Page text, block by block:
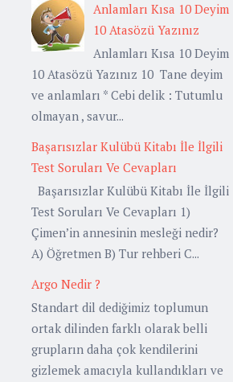
Anlamları Kısa 10 Deyim
10 Atasözü Yazınız
Anlamları Kısa 10 Deyim
10 Atasözü Yazınız 10 Tane deyim
ve anlamları * Cebi delik : Tutumlu
olmayan , savur...
Başarısızlar Kulübü Kitabı İle İlgili
Test Soruları Ve Cevapları
Başarısızlar Kulübü Kitabı İle İlgili
Test Soruları Ve Cevapları 1)
Çimen’in annesinin mesleği nedir?
A) Öğretmen B) Tur rehberi C...
Argo Nedir ?
Standart dil dediğimiz toplumun
ortak dilinden farklı olarak belli
grupların daha çok kendilerini
gizlemek amacıyla kullandıkları ve